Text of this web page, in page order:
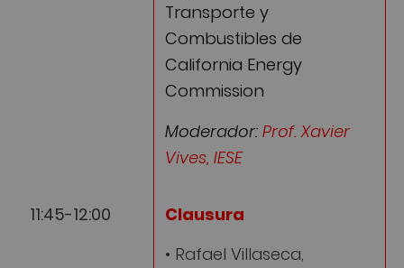
Transporte y
Combustibles de
California Energy
Commission
Moderador: Prof. Xavier
Vives, IESE
11:45-12:00
Clausura
• Rafael Villaseca,